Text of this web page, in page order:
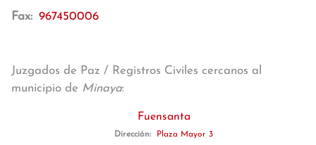
Fax: 967450006
Juzgados de Paz / Registros Civiles cercanos al
municipio de Minaya:
Fuensanta
Dirección:
Plaza Mayor 3